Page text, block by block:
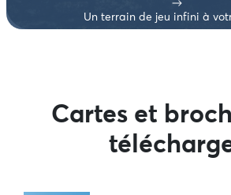
Un terrain de jeu infini à
Cartes et